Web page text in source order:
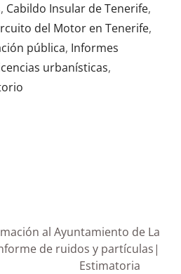
, Cabildo Insular de Tenerife,
del Motor en Tenerife,
pública, Informes
urbanísticas,
al Ayuntamiento de La
de ruidos y partículas|
Estimatoria